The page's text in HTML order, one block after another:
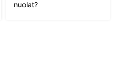
nuolat?